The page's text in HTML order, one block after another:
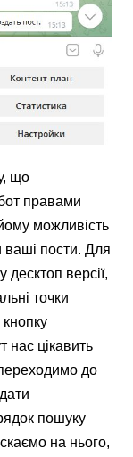
що
правами
можливість
ваші пости. Для
десктоп версії,
точки
кнопку
нас цікавить
переходимо до
пошуку
на нього,